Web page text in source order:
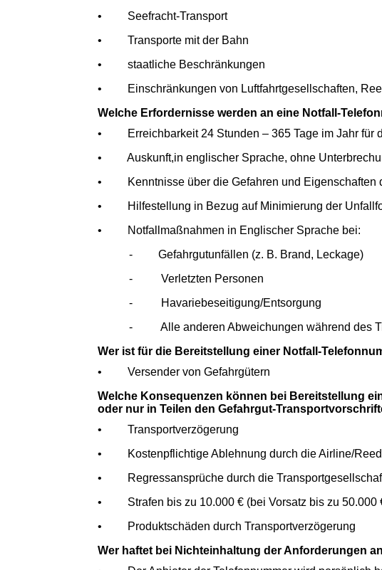
• Seefracht-Transport
• Transporte mit der Bahn
• staatliche Beschränkungen
• Einschränkungen von Luftfahrtgesellschaften,
Welche Erfordernisse werden an eine Notfall-
• Erreichbarkeit 24 Stunden – 365 Tage im Jahr für
• Auskunft,in englischer Sprache, ohne
• Kenntnisse über die Gefahren und Eigenschaften
• Hilfestellung in Bezug auf Minimierung der
• Notfallmaßnahmen in Englischer Sprache bei:
- Gefahrgutunfällen (z. B. Brand, Leckage)
- Verletzten Personen
- Havariebeseitigung/Entsorgung
- Alle anderen Abweichungen während des
Wer ist für die Bereitstellung einer Notfall-
• Versender von Gefahrgütern
Welche Konsequenzen können bei Bereitstellung
oder nur in Teilen den Gefahrgut-
• Transportverzögerung
• Kostenpflichtige Ablehnung durch die Airline/
• Regressansprüche durch die
• Strafen bis zu 10.000 € (bei Vorsatz bis zu 50.000
• Produktschäden durch Transportverzögerung
Wer haftet bei Nichteinhaltung der Anforderungen